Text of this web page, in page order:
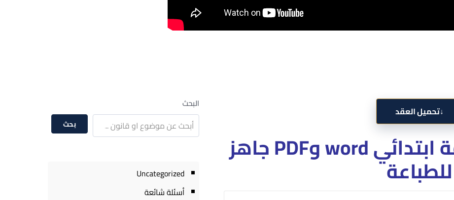
↓تحميل العقد
صيغة عقد بيع شقة ابتدائي word وPDF جاهز
للطباعة
البحث
بحث
Uncategorized
أسئلة شائعة